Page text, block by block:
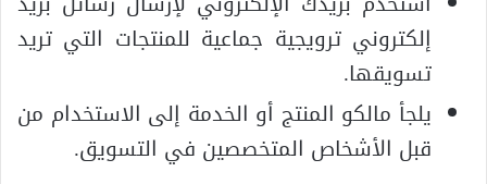
إلكتروني ترويجية جماعية للمنتجات التي تريد
تسويقها.
يلجأ مالكو المنتج أو الخدمة إلى الاستخدام من
قبل الأشخاص المتخصصين في التسويق.